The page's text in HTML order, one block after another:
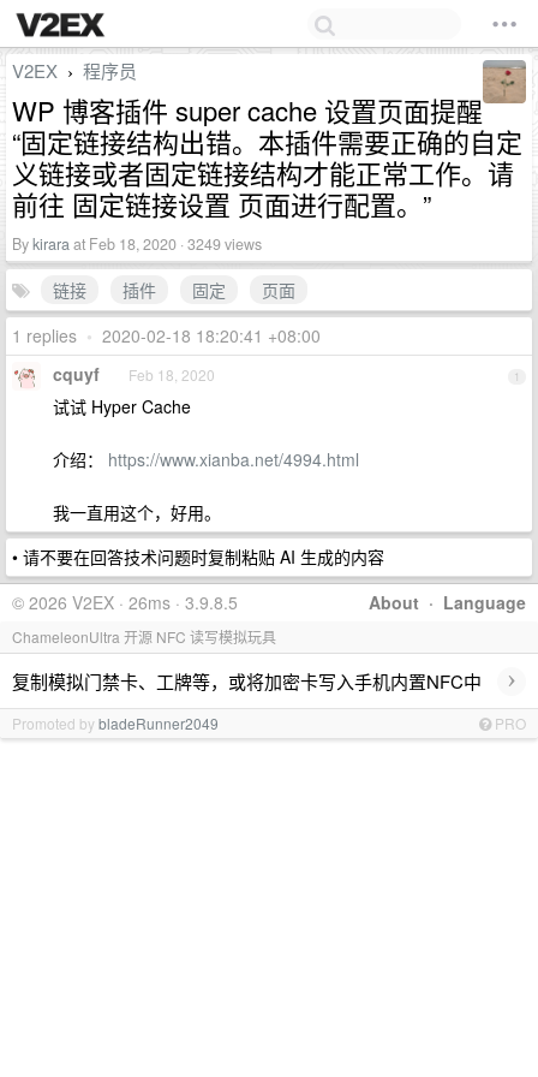
V2EX › 程序员
WP 博客插件 super cache 设置页面提醒
“固定链接结构出错。本插件需要正确的自定
义链接或者固定链接结构才能正常工作。请
前往 固定链接设置 页面进行配置。”
Bykiraraat Feb 18, 2020 · 3249 views
链接 插件 固定
页面
1 replies • 2020-02-18 18:20:41 +08:00
1
cquyf Feb 18, 2020
试试 Hyper Cache
介绍： https://www.xianba.net/4994.html
我一直用这个，好用。
• 请不要在回答技术问题时复制粘贴 AI 生成的内容
About · Language
© 2026 V2EX · 26ms · 3.9.8.5
ChameleonUltra 开源 NFC 读写模拟玩具
复制模拟门禁卡、工牌等，或将加密卡写入手机内置NFC中 ›
Promoted bybladeRunner2049 PRO